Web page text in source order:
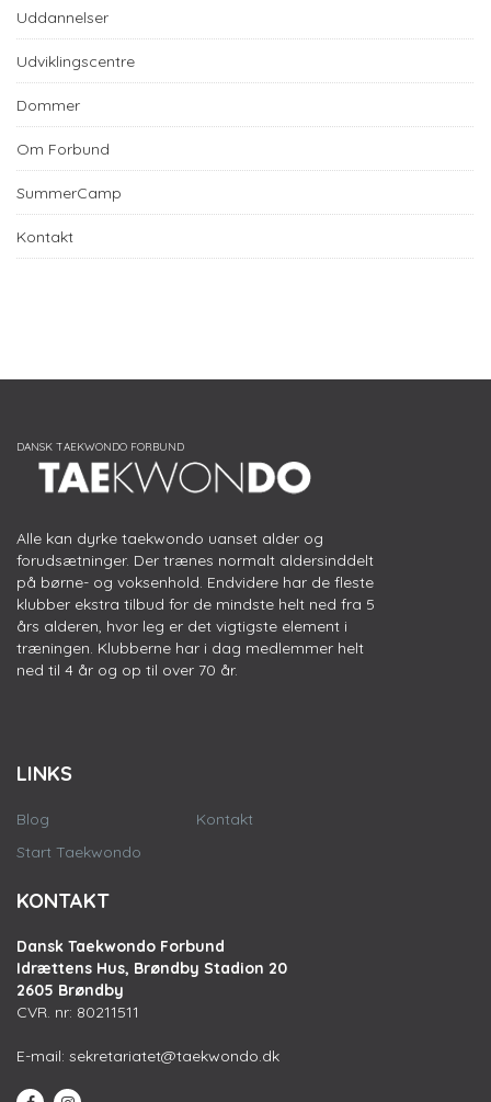
Uddannelser
Udviklingscentre
Dommer
Om Forbund
SummerCamp
Kontakt
Alle kan dyrke taekwondo uanset alder og
forudsætninger. Der trænes normalt aldersinddelt
på børne- og voksenhold. Endvidere har de fleste
klubber ekstra tilbud for de mindste helt ned fra 5
års alderen, hvor leg er det vigtigste element i
træningen. Klubberne har i dag medlemmer helt
ned til 4 år og op til over 70 år.
LINKS
Blog
Start Taekwondo
Kontakt
KONTAKT
Dansk Taekwondo Forbund
Idrættens Hus, Brøndby Stadion 20
2605 Brøndby
CVR. nr: 80211511
E-mail: sekretariatet@taekwondo.dk